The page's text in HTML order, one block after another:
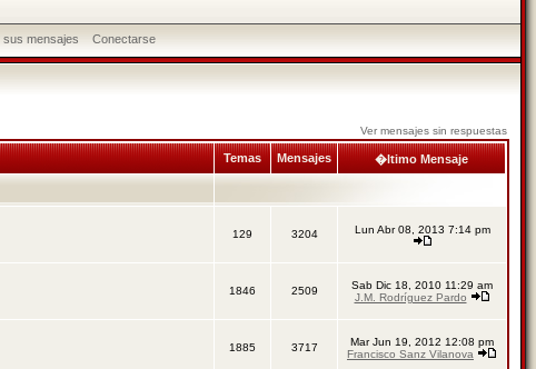
mensajes Conectarse
Ver mensajes sin respuestas
Temas Mensajes �ltimo Mensaje
129 3204 Lun Abr 08, 2013 7:14 pm
1846 2509
Sab Dic 18, 2010 11:29 am
J.M. Rodríguez Pardo
1885 3717
Mar Jun 19, 2012 12:08 pm
Francisco Sanz Vilanova